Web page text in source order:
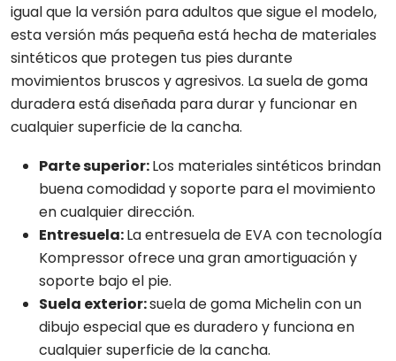
igual que la versión para adultos que sigue el modelo,
esta versión más pequeña está hecha de materiales
sintéticos que protegen tus pies durante
movimientos bruscos y agresivos. La suela de goma
duradera está diseñada para durar y funcionar en
cualquier superficie de la cancha.
Parte superior:Los materiales sintéticos brindan
buena comodidad y soporte para el movimiento
en cualquier dirección.
Entresuela:La entresuela de EVA con tecnología
Kompressor ofrece una gran amortiguación y
soporte bajo el pie.
Suela exterior:suela de goma Michelin con un
dibujo especial que es duradero y funciona en
cualquier superficie de la cancha.